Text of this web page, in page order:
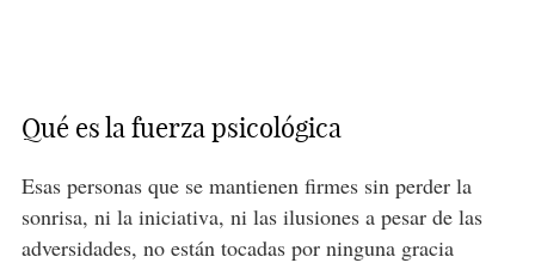
Qué es la fuerza psicológica
Esas personas que se mantienen firmes sin perder la
sonrisa, ni la iniciativa, ni las ilusiones a pesar de las
adversidades, no están tocadas por ninguna gracia